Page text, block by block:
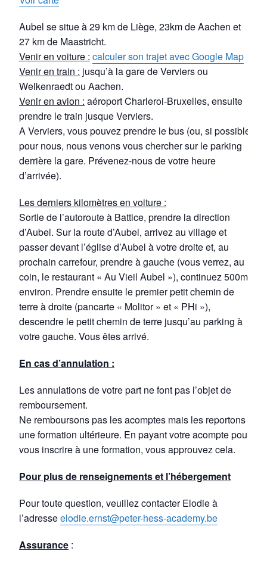
Aubel se situe à 29 km de Liège, 23km de Aachen et
27 km de Maastricht.
Venir en voiture : calculer son trajet avec Google Map
Venir en train : jusqu’à la gare de Verviers ou
Welkenraedt ou Aachen.
Venir en avion : aéroport Charleroi-Bruxelles, ensuite
prendre le train jusque Verviers.
A Verviers, vous pouvez prendre le bus (ou, si possible
pour nous, nous venons vous chercher sur le parking
derrière la gare. Prévenez-nous de votre heure
d’arrivée).
Les derniers kilomètres en voiture :
Sortie de l’autoroute à Battice, prendre la direction
d’Aubel. Sur la route d’Aubel, arrivez au village et
passer devant l’église d’Aubel à votre droite et, au
prochain carrefour, prendre à gauche (vous verrez, au
coin, le restaurant « Au Vieil Aubel »), continuez 500m
environ. Prendre ensuite le premier petit chemin de
terre à droite (pancarte « Molitor » et « PHi »),
descendre le petit chemin de terre jusqu’au parking à
votre gauche. Vous êtes arrivé.
En cas d’annulation :
Les annulations de votre part ne font pas l’objet de
remboursement.
Ne remboursons pas les acomptes mais les reportons à
une formation ultérieure. En payant votre acompte pour
vous inscrire à une formation, vous approuvez cela.
Pour plus de renseignements et l’hébergement
Pour toute question, veuillez contacter Elodie à
l’adresseelodie.ernst@peter-hess-academy.be
Assurance :